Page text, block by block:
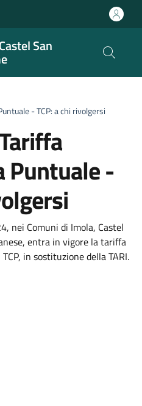
San
- TCP: a chi rivolgersi
Puntuale -
nei Comuni di Imola, Castel
entra in vigore la tariffa
in sostituzione della TARI.